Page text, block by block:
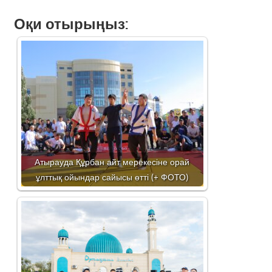
Оқи отырыңыз:
Атырауда Құрбан айт мерекесіне орай
ұлттық ойындар сайысы өтті (+ ФОТО)